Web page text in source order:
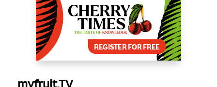
myfruit.TV